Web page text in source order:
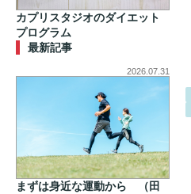
カプリスタジオのダイエット
プログラム
最新記事
2026.07.31
まずは身近な運動から （田